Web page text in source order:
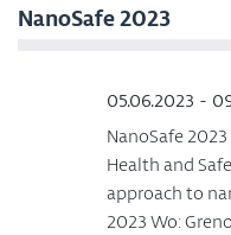
NanoSafe 2023
05.06.2023 -
NanoSafe
Health and
approach to
2023 Wo: